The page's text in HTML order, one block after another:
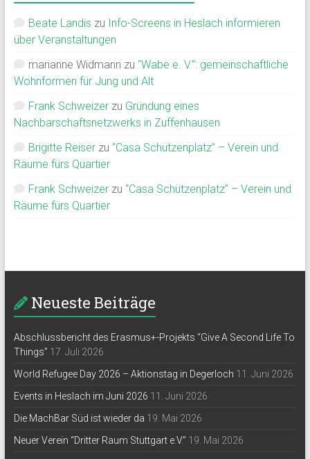
Beate Landis zu Info-Screens in Heslach informieren
über Veranstaltungen
marianne Widmann zu “Wabe e. V.“: gemeinschaftliche
Wohnformen für Jung und Alt
Frank Schweizerzu Gründung eines
Nachbarschaftsnetzwerks in Zuffenhausen
Brigitte Reiserzu “Casa Schützenplatz” – Verein und
Räume fürs Quartier
Frank Schweizerzu “Casa Schützenplatz” – Verein und
Räume fürs Quartier
Neueste Beiträge
Abschlussbericht des Erasmus+-Projekts “Give A Second Life To
Things” 17. Juli 2026
World Refugee Day 2026 – Aktionstag in Degerloch 11. Juni 2026
Events in Heslach im Juni 2026 11. Juni 2026
Die MachBar Süd ist wieder da 19. Mai 2026
Neuer Verein “Dritter Raum Stuttgart e.V.” 19. Mai 2026